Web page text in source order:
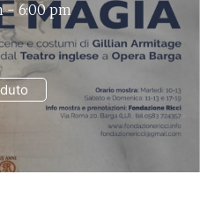
- 6:00 pm